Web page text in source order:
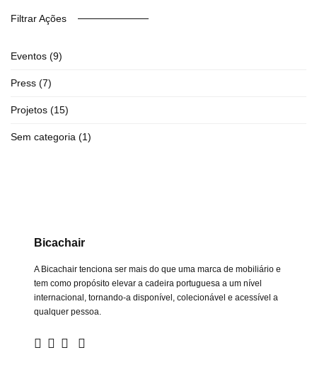
Filtrar Ações
Eventos (9)
Press (7)
Projetos (15)
Sem categoria (1)
Bicachair
A Bicachair tenciona ser mais do que uma marca de mobiliário e
tem como propósito elevar a cadeira portuguesa a um nível
internacional, tornando-a disponível, colecionável e acessível a
qualquer pessoa.